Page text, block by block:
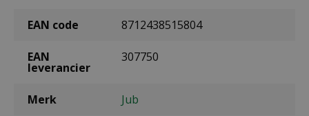
EAN code 8712438515804
EAN
leverancier
307750
Merk Jub